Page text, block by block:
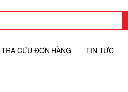
TRA CỨU ĐƠN HÀNG TIN TỨC